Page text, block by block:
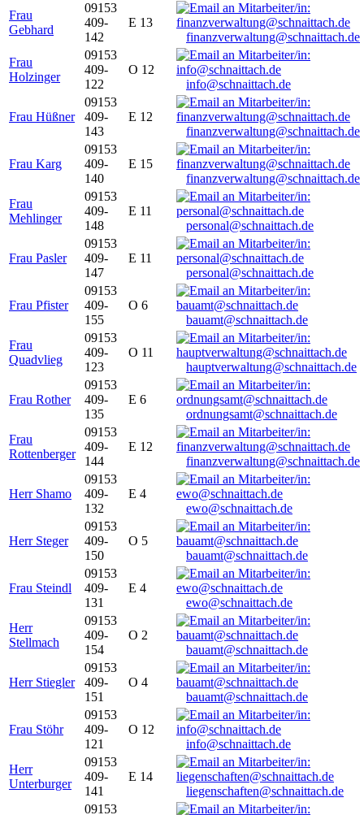
Frau
Gebhard
09153
409-
142
E 13
finanzverwaltung@schnaittach.de
Frau
Holzinger
09153
409-
122
O 12
info@schnaittach.de
Frau Hüßner
09153
409-
143
E 12
finanzverwaltung@schnaittach.de
Frau Karg
09153
409-
140
E 15
finanzverwaltung@schnaittach.de
Frau
Mehlinger
09153
409-
148
E 11
personal@schnaittach.de
Frau Pasler
09153
409-
147
E 11
personal@schnaittach.de
Frau Pfister
09153
409-
155
O 6
bauamt@schnaittach.de
Frau
Quadvlieg
09153
409-
123
O 11
hauptverwaltung@schnaittach.de
Frau Rother
09153
409-
135
E 6
ordnungsamt@schnaittach.de
Frau
Rottenberger
09153
409-
144
E 12
finanzverwaltung@schnaittach.de
Herr Shamo
09153
409-
132
E 4
ewo@schnaittach.de
Herr Steger
09153
409-
150
O 5
bauamt@schnaittach.de
Frau Steindl
09153
409-
131
E 4
ewo@schnaittach.de
Herr
Stellmach
09153
409-
154
O 2
bauamt@schnaittach.de
Herr Stiegler
09153
409-
151
O 4
bauamt@schnaittach.de
Frau Stöhr
09153
409-
121
O 12
info@schnaittach.de
Herr
Unterburger
09153
409-
141
E 14
liegenschaften@schnaittach.de
09153